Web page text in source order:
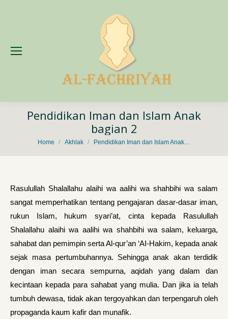
Pendidikan Iman dan Islam Anak
bagian 2
You are here:
Home Akhlak Pendidikan Iman dan Islam Anak…
Rasulullah Shalallahu alaihi wa aalihi wa shahbihi wa salam
sangat memperhatikan tentang pengajaran dasar-dasar iman,
rukun Islam, hukum syari’at, cinta kepada Rasulullah
Shalallahu alaihi wa aalihi wa shahbihi wa salam, keluarga,
sahabat dan pemimpin serta Al-qur’an ‘AI-Hakim, kepada anak
sejak masa pertumbuhannya. Sehingga anak akan terdidik
dengan iman secara sempurna, aqidah yang dalam dan
kecintaan kepada para sahabat yang mulia. Dan jika ia telah
tumbuh dewasa, tidak akan tergoyahkan dan terpengaruh oleh
propaganda kaum kafir dan munafik.